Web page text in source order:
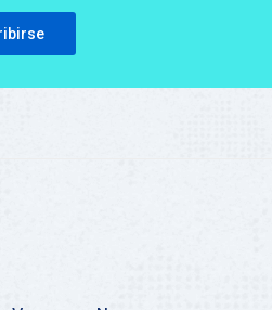
this field empty.